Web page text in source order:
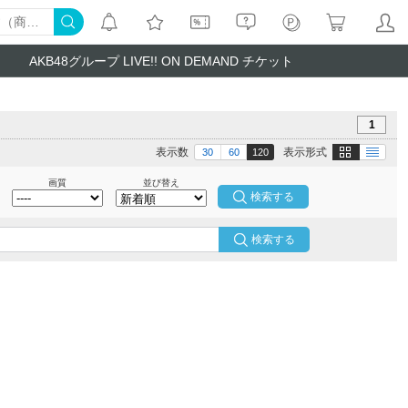
AKB48グループ LIVE!! ON DEMAND チケット
1
表示形式 画像 テキスト
表示数 30 60 120
画質 並び替え
検索する